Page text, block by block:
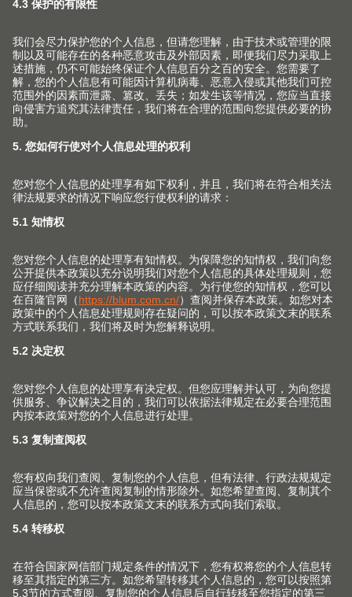
AMBIA LINE 内分隔件系列
内分隔系统用于LEGRABOX乐
薄®金属抽屉系列
free 乐薄®金属抽缤
关于我们
用家具五金件提高生活品质是我们孜孜不倦的追求。我们
致力于为家具生产上翻门、铰链、抽屉和口袋门系列，并
关注Blum 百隆社交媒体账号 获取更多信
息